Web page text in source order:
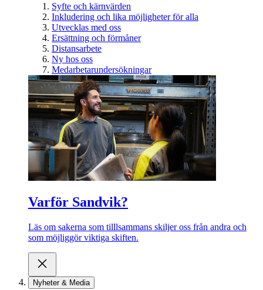
Syfte och kärnvärden
Inkludering och lika möjligheter för alla
Utvecklas med oss
Ersättning och förmåner
Distansarbete
Ny hos oss
Medarbetarundersökningar
Varför Sandvik?
Läs om sakerna som tilllsammans skiljer oss från andra och
som möjliggör viktiga skiften.
Nyheter & Media